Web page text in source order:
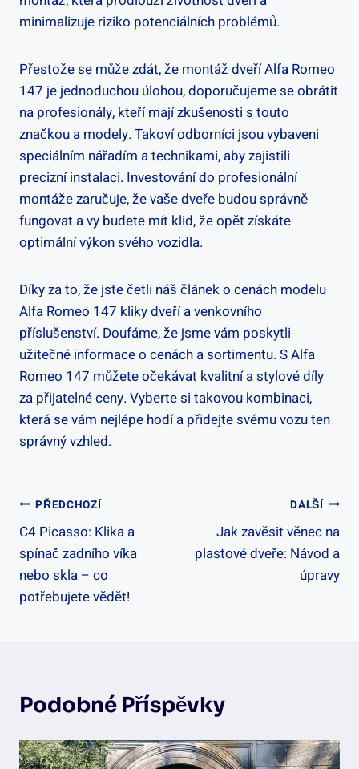
minimalizuje riziko potenciálních problémů.
Přestože se může zdát, že montáž dveří Alfa Romeo
147 je jednoduchou úlohou, doporučujeme se obrátit
na profesionály, kteří mají zkušenosti s touto
značkou a modely. Takoví odborníci jsou vybaveni
speciálním nářadím a technikami, aby zajistili
precizní instalaci. Investování do profesionální
montáže zaručuje, že vaše dveře budou správně
fungovat a vy budete mít klid, že opět získáte
optimální výkon svého vozidla.
Díky za to, že jste četli náš článek o cenách modelu
Alfa Romeo 147 kliky dveří a venkovního
příslušenství. Doufáme, že jsme vám poskytli
užitečné informace o cenách a sortimentu. S Alfa
Romeo 147 můžete očekávat kvalitní a stylové díly
za přijatelné ceny. Vyberte si takovou kombinaci,
která se vám nejlépe hodí a přidejte svému vozu ten
správný vzhled.
Navigace
Pro
Příspěvek
PŘEDCHOZÍ
C4 Picasso: Klika a
spínač zadního víka
nebo skla – co
potřebujete vědět!
DALŠÍ
Jak zavěsit věnec na
plastové dveře: Návod a
úpravy
Podobné Příspěvky